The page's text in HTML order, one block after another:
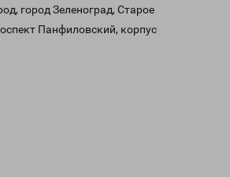
город Зеленоград, Старое
Панфиловский, корпус